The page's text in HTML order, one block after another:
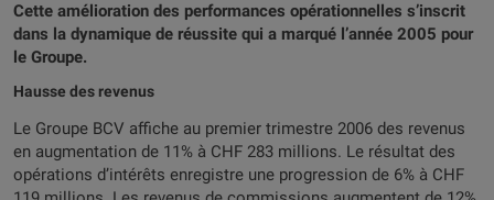
Cette amélioration des performances opérationnelles s’inscrit
dans la dynamique de réussite qui a marqué l’année 2005 pour
le Groupe.
Hausse des revenus
Le Groupe BCV affiche au premier trimestre 2006 des revenus
en augmentation de 11% à CHF 283 millions. Le résultat des
opérations d’intérêts enregistre une progression de 6% à CHF